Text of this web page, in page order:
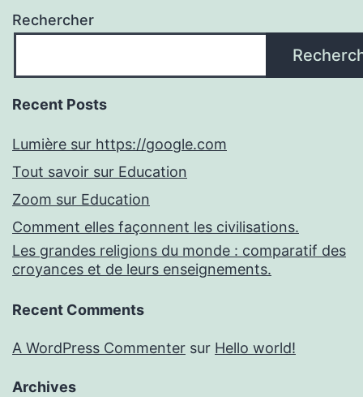
Rechercher
Recent Posts
Lumière sur https://google.com
Tout savoir sur Education
Zoom sur Education
Comment elles façonnent les civilisations.
Les grandes religions du monde : comparatif des
croyances et de leurs enseignements.
Recent Comments
A WordPress Commenter sur Hello world!
Archives